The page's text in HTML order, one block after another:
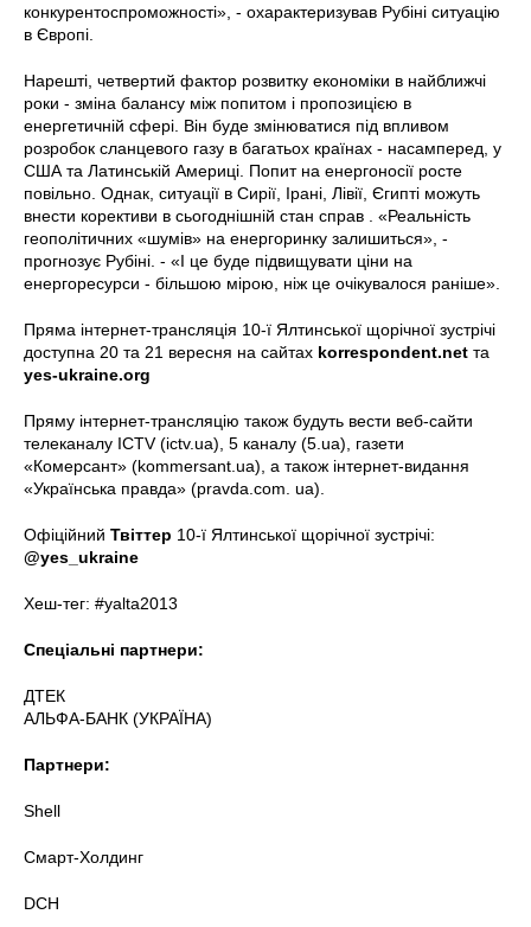
конкурентоспроможності», - охарактеризував Рубіні ситуацію
в Європі.
Нарешті, четвертий фактор розвитку економіки в найближчі
роки - зміна балансу між попитом і пропозицією в
енергетичній сфері. Він буде змінюватися під впливом
розробок сланцевого газу в багатьох країнах - насамперед, у
США та Латинській Америці. Попит на енергоносії росте
повільно. Однак, ситуації в Сирії, Ірані, Лівії, Єгипті можуть
внести корективи в сьогоднішній стан справ . «Реальність
геополітичних «шумів» на енергоринку залишиться», -
прогнозує Рубіні. - «І це буде підвищувати ціни на
енергоресурси - більшою мірою, ніж це очікувалося раніше».
Пряма інтернет-трансляція 10-ї Ялтинської щорічної зустрічі
доступна 20 та 21 вересня на сайтах korrespondent.net та
yes-ukraine.org
Пряму інтернет-трансляцію також будуть вести веб-сайти
телеканалу ICTV (ictv.ua), 5 каналу (5.ua), газети
«Комерсант» (kommersant.ua), а також інтернет-видання
«Українська правда» (pravda.com. ua).
Офіційний Твіттер 10-ї Ялтинської щорічної зустрічі:
@yes_ukraine
Хеш-тег: #yalta2013
Спеціальні партнери:
ДТЕК
АЛЬФА-БАНК (УКРАЇНА)
Партнери:
Shell
Смарт-Холдинг
DCH